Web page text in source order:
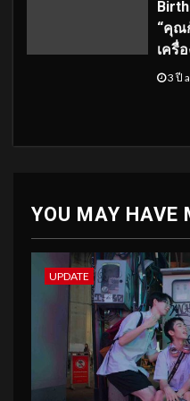
“คุณ
เครื่
3 ปี
YOU MAY HAVE
UPDATE